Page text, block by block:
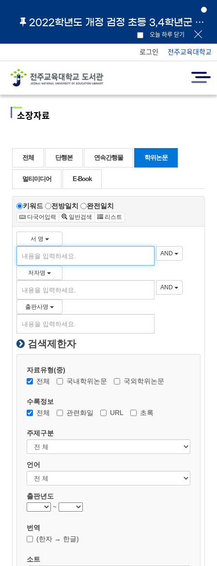
2022학년도 개정 검정 초등 3,4학년군 교과서 및 지도서 원문 링크 안내
오늘 하루 닫기
로그인 전주교육대학교
소장자료
전체 단행본 연속간행물 학위논문
멀티미디어 E-Book
키워드 전방일치 완전일치
다국어입력 일반검색 리스트
서 명
AND
저자명
AND
출판사명
검색제한자
자료유형(중)
전체
국내학위논문 국외학위논문
수록정보
전체
관련화일 URL 초록
주제구분
언어
출판년도
~
번역
(한자 → 한글)
소트